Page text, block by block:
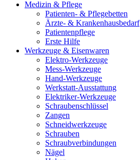
Medizin & Pflege
Patienten- & Pflegebetten
Ärzte- & Krankenhausbedarf
Patientenpflege
Erste Hilfe
Werkzeuge & Eisenwaren
Elektro-Werkzeuge
Mess-Werkzeuge
Hand-Werkzeuge
Werkstatt-Ausstattung
Elektriker-Werkzeuge
Schraubenschlüssel
Zangen
Schneidwerkzeuge
Schrauben
Schraubverbindungen
Nägel